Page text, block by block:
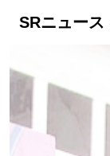
SRニュース